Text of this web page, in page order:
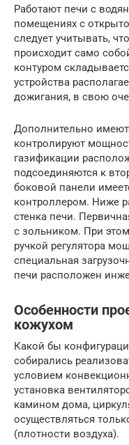
Работают печи с
помещениях с
следует учитывать,
происходит само
контуром
устройства
дожигания, в свою
Дополнительно
контролируют
газификации
подсоединяются к
боковой панели
контроллером. Ниже
стенка печи.
с зольником. При
ручкой регулятора
специальная
печи расположен
Особенности
кожухом
Какой бы
собирались
условием
установка
камином дома,
осуществляться
(плотности воздуха).